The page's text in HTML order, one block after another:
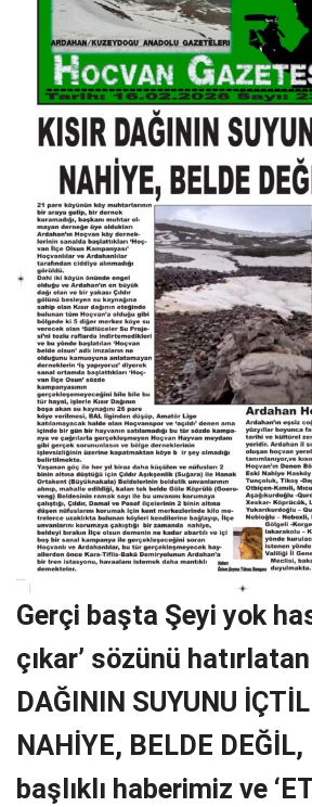
Gerçi başta Şeyi yok
çıkar’ sözünü hatırlatan
DAĞININ SUYUNU
NAHİYE, BELDE DEĞİL,
başlıklı haberimiz ve